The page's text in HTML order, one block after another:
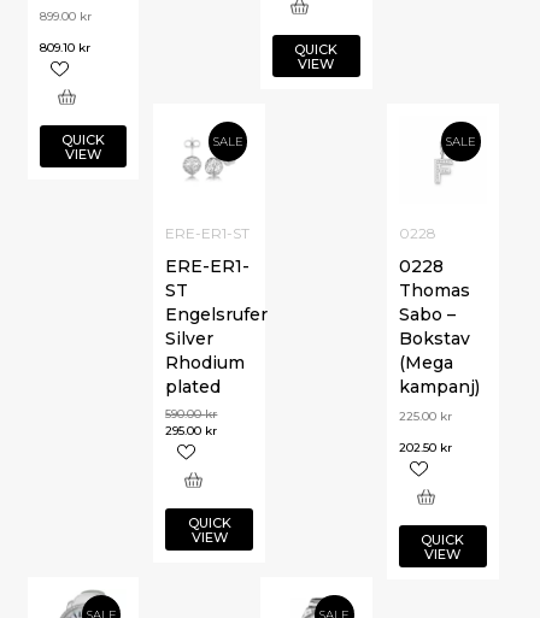
QUICK
VIEW
899.00 kr
809.10 kr
QUICK
VIEW
SALE
0228
0228
Thomas
Sabo –
Bokstav
(Mega
kampanj)
225.00 kr
202.50 kr
QUICK
VIEW
SALE
ERE-ER1-ST
ERE-ER1-
ST
Engelsrufer
Silver
Rhodium
plated
590.00kr
295.00 kr
QUICK
VIEW